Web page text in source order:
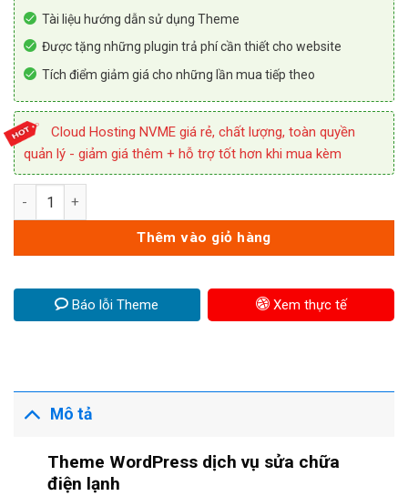
Tài liệu hướng dẫn sử dụng Theme
Được tặng những plugin trả phí cần thiết cho website
Tích điểm giảm giá cho những lần mua tiếp theo
Cloud Hosting NVME giá rẻ, chất lượng, toàn quyền
quản lý - giảm giá thêm + hỗ trợ tốt hơn khi mua kèm
Theme WordPress dịch vụ sửa chữa điện lạnh số lượng
Thêm vào giỏ hàng
Báo lỗi Theme Xem thực tế
Mô tả
Theme WordPress dịch vụ sửa chữa
điện lạnh